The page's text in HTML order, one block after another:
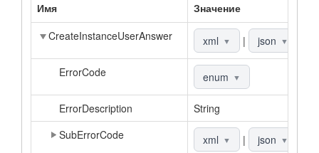
Имя Значение
CreateInstanceUserAnswer
xml ▼ | json ▼
ErrorCode enum ▼
ErrorDescription String
SubErrorCode
xml ▼ | json ▼